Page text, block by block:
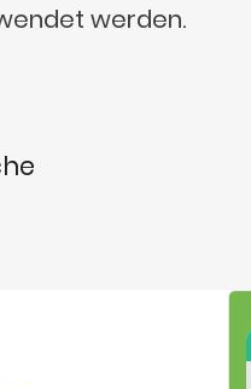
werden.